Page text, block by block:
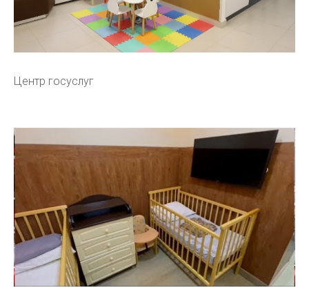
Центр госуслуг